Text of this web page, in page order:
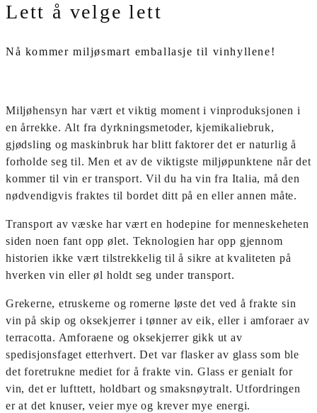
Lett å velge lett
Nå kommer miljøsmart emballasje til vinhyllene!
Miljøhensyn har vært et viktig moment i vinproduksjonen i
en årrekke. Alt fra dyrkningsmetoder, kjemikaliebruk,
gjødsling og maskinbruk har blitt faktorer det er naturlig å
forholde seg til. Men et av de viktigste miljøpunktene når det
kommer til vin er transport. Vil du ha vin fra Italia, må den
nødvendigvis fraktes til bordet ditt på en eller annen måte.
Transport av væske har vært en hodepine for menneskeheten
siden noen fant opp ølet. Teknologien har opp gjennom
historien ikke vært tilstrekkelig til å sikre at kvaliteten på
hverken vin eller øl holdt seg under transport.
Grekerne, etruskerne og romerne løste det ved å frakte sin
vin på skip og oksekjerrer i tønner av eik, eller i amforaer av
terracotta. Amforaene og oksekjerrer gikk ut av
spedisjonsfaget etterhvert. Det var flasker av glass som ble
det foretrukne mediet for å frakte vin. Glass er genialt for
vin, det er lufttett, holdbart og smaksnøytralt. Utfordringen
er at det knuser, veier mye og krever mye energi.